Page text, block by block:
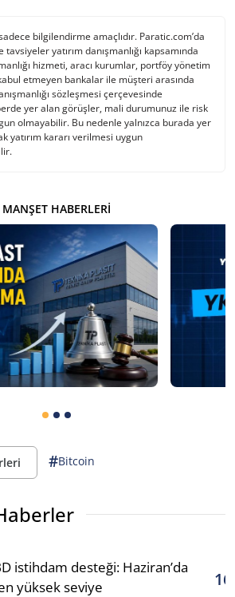
bilgilendirme amaçlıdır. Paratic.com’da
yatırım danışmanlığı kapsamında
hizmeti, aracı kurumlar, portföy yönetim
etmeyen bankalar ile müşteri arasında
sözleşmesi çerçevesinde
yer alan görüşler, mali durumunuz ile risk
olmayabilir. Bu nedenle yalnızca burada yer
yatırım kararı verilmesi uygun
MANŞET HABERLERI
#Bitcoin
istihdam desteği: Haziran’da
yüksek seviye